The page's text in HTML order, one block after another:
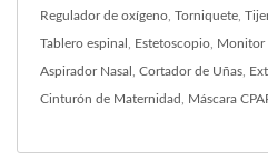
Regulador de oxígeno Torniquete
Tablero espinal Estetoscopio Monitor
Aspirador Nasal Cortador de Uñas
Cinturón de Maternidad Máscara